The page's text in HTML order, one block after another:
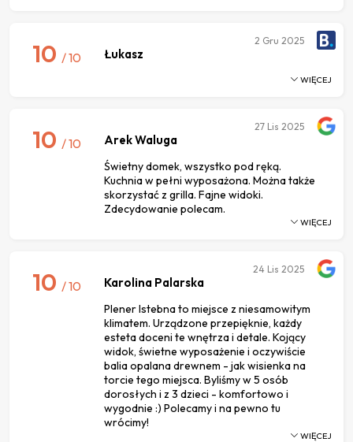
10 / 10 Łukasz
2 Gru 2025
WIĘCEJ
10 / 10 Arek Waluga
Świetny domek, wszystko pod ręką.
Kuchnia w pełni wyposażona. Można także
skorzystać z grilla. Fajne widoki.
Zdecydowanie polecam.
27 Lis 2025
WIĘCEJ
10 / 10 Karolina Palarska
Plener Istebna to miejsce z niesamowitym
klimatem. Urządzone przepięknie, każdy
esteta doceni te wnętrza i detale. Kojący
widok, świetne wyposażenie i oczywiście
balia opalana drewnem - jak wisienka na
torcie tego miejsca. Byliśmy w 5 osób
dorosłych i z 3 dzieci - komfortowo i
wygodnie :) Polecamy i na pewno tu
wrócimy!
24 Lis 2025
WIĘCEJ